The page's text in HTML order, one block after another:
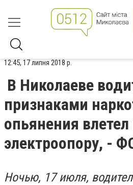
12:45, 17 липня 2018 р.
В Николаеве
признаками
опьянения влетел
электроопору, -
Ночью, 17 июля,